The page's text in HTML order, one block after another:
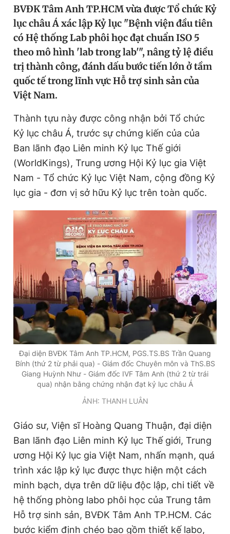
Video Magazine
Sản phẩm khác
Tiện ích
Thông tin tòa soạn Liên hệ quảng cáo
Đọc Thanh Niên trên điện thoại
Theo dõi báo trên
Hotline
0906 645 777
Liên hệ quảng cáo
0908 780 404
Đặt báo Quảng cáo RSS Tòa soạn Chính sách bảo
Tổng biên tập: Nguyễn Ngọc Toàn
Phó tổng biên tập thường trực: Hải Thành
Phó tổng biên tập: Lâm Hiếu Dũng
Phó tổng biên tập: Trần Việt Hưng
Tổng thư ký tòa soạn: Đức Trung
Giấy phép xuất bản số 110/GP - BTTTT cấp ngày 24.3.2020
chép dưới mọi hình thức nếu không có sự chấp thuận bằng văn
bản. Phát triển bởi ePi Technologies, JSC.
BVĐK Tâm Anh TP.HCM vừa được Tổ chức Kỷ
lục châu Á xác lập Kỷ lục "Bệnh viện đầu tiên
có Hệ thống Lab phôi học đạt chuẩn ISO 5
theo mô hình 'lab trong lab'", nâng tỷ lệ điều
trị thành công, đánh dấu bước tiến lớn ở tầm
quốc tế trong lĩnh vực Hỗ trợ sinh sản của
Việt Nam.
Thành tựu này được công nhận bởi Tổ chức
Kỷ lục châu Á, trước sự chứng kiến của của
Ban lãnh đạo Liên minh Kỷ lục Thế giới
(WorldKings), Trung ương Hội Kỷ lục gia Việt
Nam - Tổ chức Kỷ lục Việt Nam, cộng đồng Kỷ
lục gia - đơn vị sở hữu Kỷ lục trên toàn quốc.
Đại diện BVĐK Tâm Anh TP.HCM, PGS.TS.BS Trần Quang
Bính (thứ 2 từ phải qua) - Giám đốc Chuyên môn và ThS.BS
Giang Huỳnh Như - Giám đốc IVF Tâm Anh (thứ 2 từ trái
qua) nhận bằng chứng nhận đạt kỷ lục châu Á
ẢNH: THANH LUÂN
Giáo sư, Viện sĩ Hoàng Quang Thuận, đại diện
Ban lãnh đạo Liên minh Kỷ lục Thế giới, Trung
ương Hội Kỷ lục gia Việt Nam, nhấn mạnh, quá
trình xác lập kỷ lục được thực hiện một cách
minh bạch, dựa trên dữ liệu độc lập, chi tiết về
hệ thống phòng labo phôi học của Trung tâm
Hỗ trợ sinh sản, BVĐK Tâm Anh TP.HCM. Các
bước kiểm định chéo bao gồm thiết kế labo,